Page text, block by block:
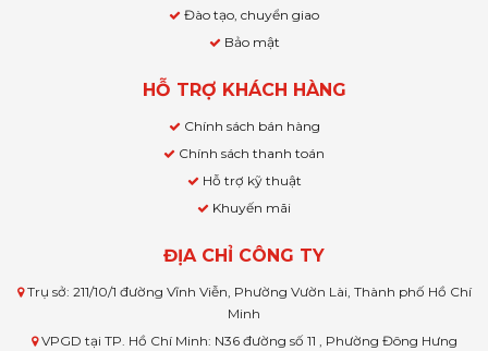
Đào tạo, chuyển giao
Bảo mật
HỖ TRỢ KHÁCH HÀNG
Chính sách bán hàng
Chính sách thanh toán
Hỗ trợ kỹ thuật
Khuyến mãi
ĐỊA CHỈ CÔNG TY
Trụ sở: 211/10/1 đường Vĩnh Viễn, Phường Vườn Lài, Thành phố Hồ Chí
Minh
VPGD tại TP. Hồ Chí Minh: N36 đường số 11 , Phường Đông Hưng